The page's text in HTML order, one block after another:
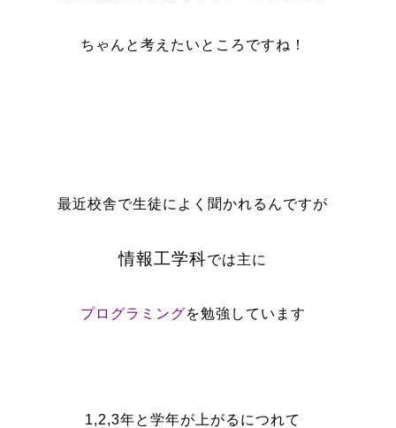
ちゃんと考えたいところですね！
最近校舎で生徒によく聞かれるんですが
情報工学科では主に
プログラミングを勉強しています
1,2,3年と学年が上がるにつれて